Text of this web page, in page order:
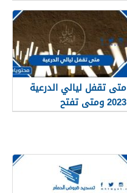
متى تقفل ليالي الدرعية
2023 ومتى تفتح